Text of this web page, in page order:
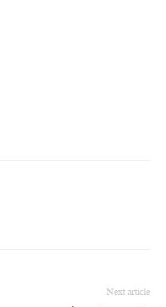
Next article